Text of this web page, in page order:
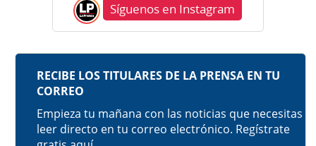
Síguenos en Instagram